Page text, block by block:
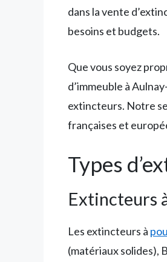
dans la vente
besoins et budgets.
Que vous soyez
d’immeuble à
extincteurs. Notre
françaises et
Types
Extincteurs
Les extincteurs à
(matériaux solides),